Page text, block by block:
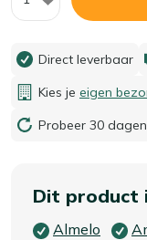
Direct leverbaar
Kies je eigen
Probeer 30
Dit product
Almelo